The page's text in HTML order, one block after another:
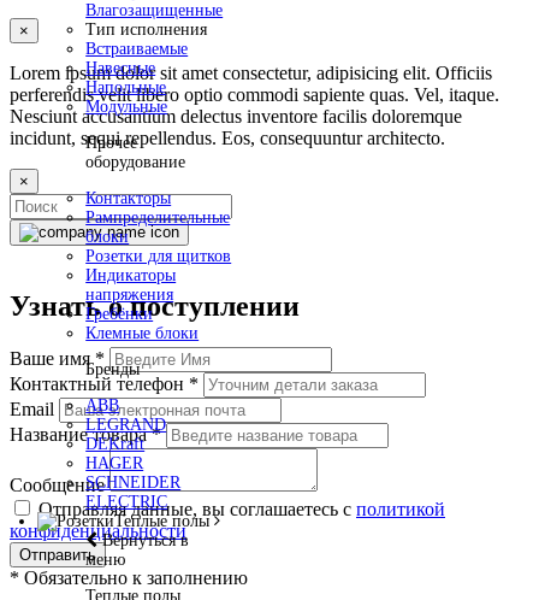
Влагозащищенные
Тип исполнения
Встраиваемые
Навесные
Напольные
Модульные
Прочее
оборудование
Контакторы
Рампределительные
блоки
Розетки для щитков
Индикаторы
напряжения
Гребёнки
Клемные блоки
Бренды
ABB
LEGRAND
DEKraft
HAGER
SCHNEIDER
ELECTRIC
Теплые полы
Вернуться в
меню
Теплые полы
×
Lorem ipsum dolor sit amet consectetur, adipisicing elit. Officiis
perferendis velit libero optio commodi sapiente quas. Vel, itaque.
Nesciunt accusantium delectus inventore facilis doloremque
incidunt, sequi repellendus. Eos, consequuntur architecto.
×
Узнать о поступлении
Ваше имя*
Контактный телефон *
Email
Название товара*
Сообщение
Отправляя данные, вы соглашаетесь с политикой
конфиденциальности
Отправить
* Обязательно к заполнению